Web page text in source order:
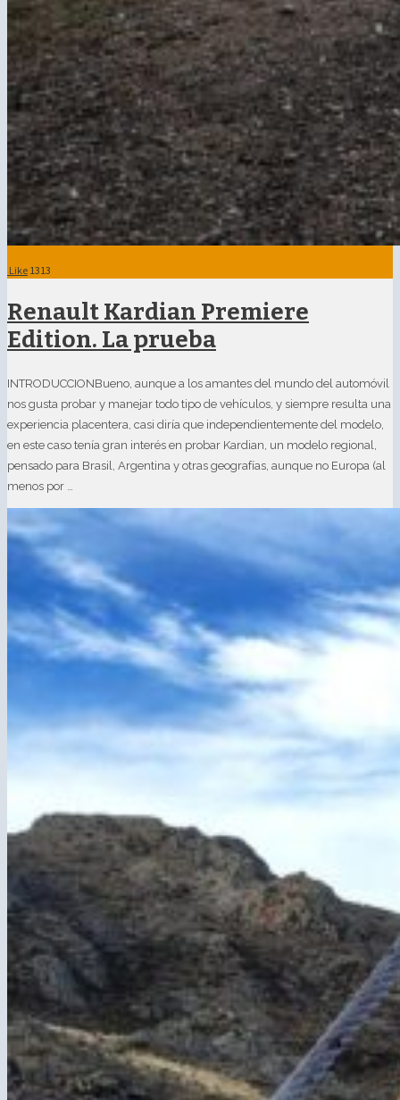
Like 1313
Renault Kardian Premiere
Edition. La prueba
INTRODUCCIONBueno, aunque a los amantes del mundo del automóvil
nos gusta probar y manejar todo tipo de vehículos, y siempre resulta una
experiencia placentera, casi diría que independientemente del modelo,
en este caso tenía gran interés en probar Kardian, un modelo regional,
pensado para Brasil, Argentina y otras geografías, aunque no Europa (al
menos por …